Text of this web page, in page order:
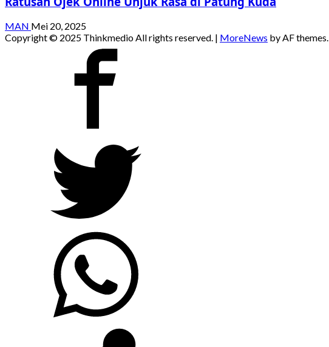
MAN Mei 20, 2025
Copyright © 2025 Thinkmedio All rights reserved. | MoreNews by AF themes.